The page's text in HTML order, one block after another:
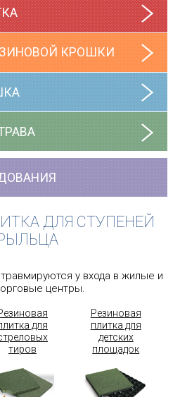
КРОШКИ
ДЛЯ СТУПЕНЕЙ
у входа в жилые и
центры.
для
тиров
Резиновая
плитка для
детских
площадок